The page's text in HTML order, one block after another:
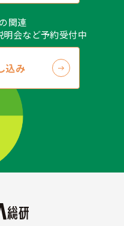
り、合理的な範囲で
ぼさない範囲で）、速
わせ窓口」をご覧く
合わせ窓口＞
総務部
二丁目7-1
商品に関するお問い
さい。
関連
会など予約受付中
込み